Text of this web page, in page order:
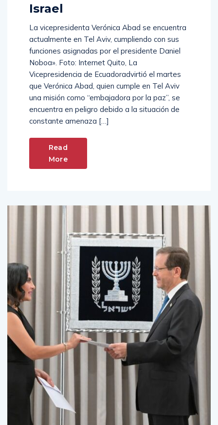
Israel
La vicepresidenta Verónica Abad se encuentra
actualmente en Tel Aviv, cumpliendo con sus
funciones asignadas por el presidente Daniel
Noboa». Foto: Internet Quito, La
Vicepresidencia de Ecuadoradvirtió el martes
que Verónica Abad, quien cumple en Tel Aviv
una misión como “embajadora por la paz”, se
encuentra en peligro debido a la situación de
constante amenaza […]
Read
More